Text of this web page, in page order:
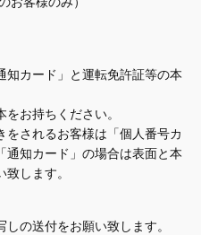
知カード」と運転免許証等の本
お持ちください。
されるお客様は「個人番号カ
通知カード」の場合は表面と本
します。
の送付をお願い致します。